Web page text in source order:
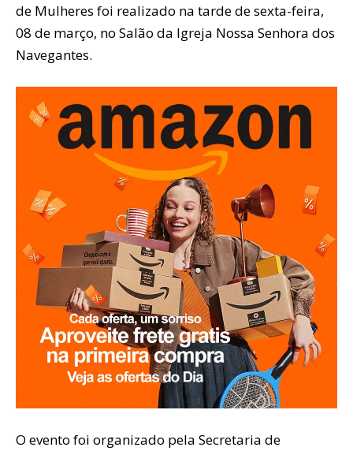
de Mulheres foi realizado na tarde de sexta-feira,
08 de março, no Salão da Igreja Nossa Senhora dos
Navegantes.
O evento foi organizado pela Secretaria de